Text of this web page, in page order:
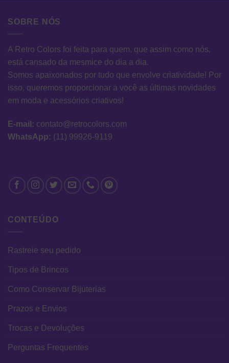
SOBRE NÓS
A Retro Colors foi feita para quem, que assim como nós,
está cansado da mesmice do dia a dia.
Somos apaixonados por tudo que envolve criatividade! Por
isso, queremos proporcionar a você as últimas novidades
em moda e acessórios criativos!
E-mail: contato@retrocolors.com
WhatsApp: (11) 99926-9119
CONTEÚDO
Rastreie seu pedido
Tipos de Brincos
Como Conservar Bijuterias
Prazos e Envios
Trocas e Devoluções
Perguntas Frequentes